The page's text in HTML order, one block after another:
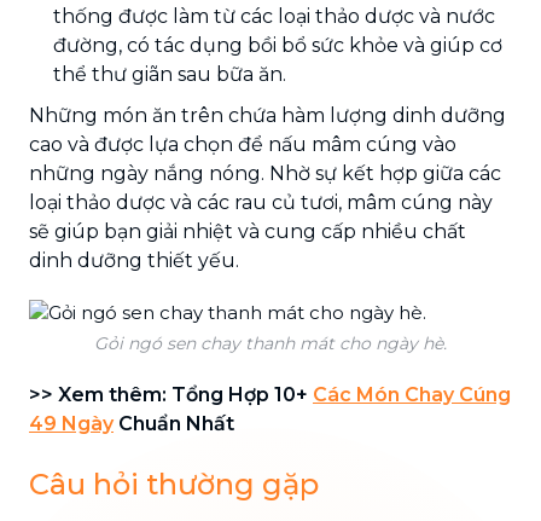
thống được làm từ các loại thảo dược và nước
đường, có tác dụng bồi bổ sức khỏe và giúp cơ
thể thư giãn sau bữa ăn.
Những món ăn trên chứa hàm lượng dinh dưỡng
cao và được lựa chọn để nấu mâm cúng vào
những ngày nắng nóng. Nhờ sự kết hợp giữa các
loại thảo dược và các rau củ tươi, mâm cúng này
sẽ giúp bạn giải nhiệt và cung cấp nhiều chất
dinh dưỡng thiết yếu.
Gỏi ngó sen chay thanh mát cho ngày hè.
>> Xem thêm: Tổng Hợp 10+ Các Món Chay Cúng
49 NgàyChuẩn Nhất
Câu hỏi thường gặp